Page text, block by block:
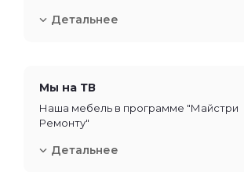
Детальнее
Мы на ТВ
Наша мебель в программе "Майстри
Ремонту"
Детальнее